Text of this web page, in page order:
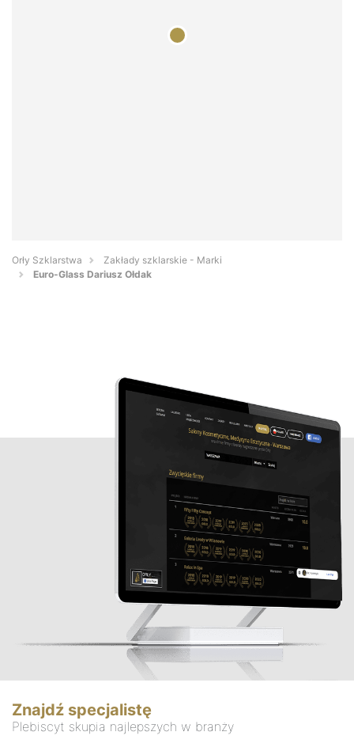
Orły Szklarstwa
Zakłady szklarskie - Marki
Euro-Glass Dariusz Ołdak
Znajdź specjalistę
Plebiscyt skupia najlepszych w branży